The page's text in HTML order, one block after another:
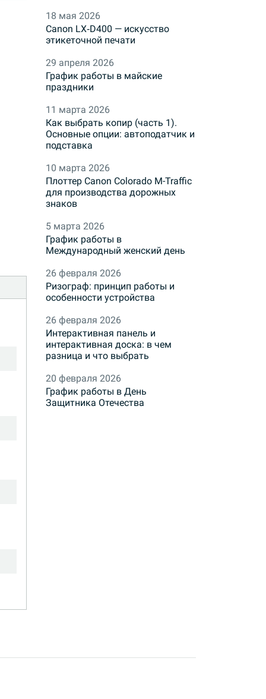
18 мая 2026
Canon LX‑D400 — искусство
этикеточной печати
29 апреля 2026
График работы в майские
праздники
11 марта 2026
Как выбрать копир (часть 1).
Основные опции: автоподатчик и
подставка
10 марта 2026
Плоттер Canon Colorado M-Traffic
для производства дорожных
знаков
5 марта 2026
График работы в
Международный женский день
26 февраля 2026
Ризограф: принцип работы и
особенности устройства
26 февраля 2026
Интерактивная панель и
интерактивная доска: в чем
разница и что выбрать
20 февраля 2026
График работы в День
Защитника Отечества